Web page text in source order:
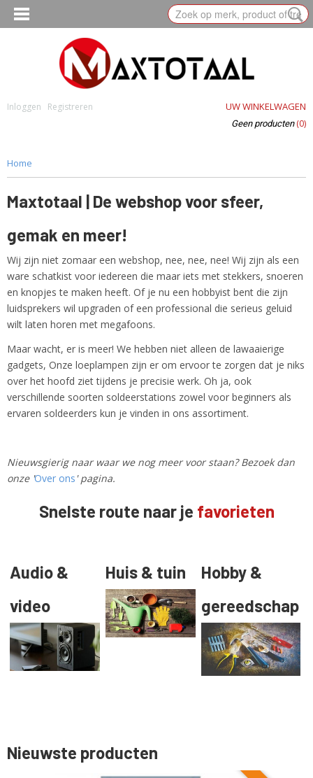
Inloggen Registreren UW WINKELWAGEN
Geen producten (0)
Home
Maxtotaal | De webshop voor sfeer,
gemak en meer!
Wij zijn niet zomaar een webshop, nee, nee, nee! Wij zijn als een
ware schatkist voor iedereen die maar iets met stekkers, snoeren
en knopjes te maken heeft. Of je nu een hobbyist bent die zijn
luidsprekers wil upgraden of een professional die serieus geluid
wilt laten horen met megafoons.
Maar wacht, er is meer! We hebben niet alleen de lawaaierige
gadgets, Onze loeplampen zijn er om ervoor te zorgen dat je niks
over het hoofd ziet tijdens je precisie werk. Oh ja, ook
verschillende soorten soldeerstations zowel voor beginners als
ervaren soldeerders kun je vinden in ons assortiment.
Nieuwsgierig naar waar we nog meer voor staan? Bezoek dan
onze ' Over ons ' pagina.
Snelste route naar je favorieten
Audio &
video
Huis & tuin
Hobby &
gereedschap
Nieuwste producten